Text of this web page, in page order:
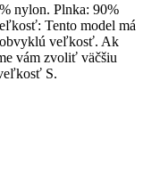
nylon. Plnka: 90%
Tento model má
veľkosť. Ak
vám zvoliť väčšiu
S.